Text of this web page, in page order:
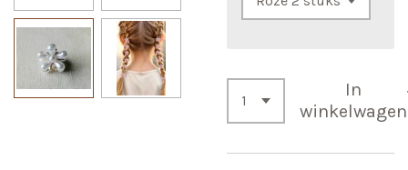
In
winkelwagen